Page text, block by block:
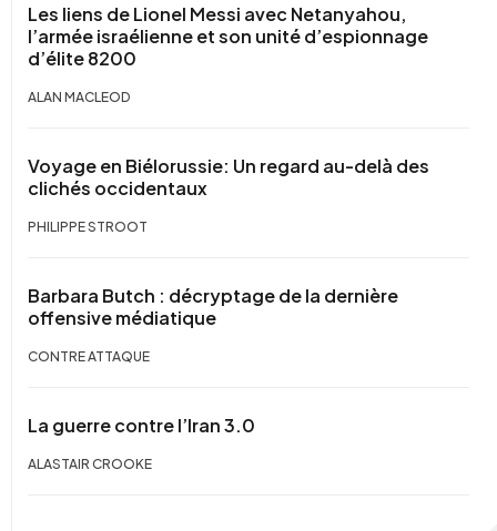
Les liens de Lionel Messi avec Netanyahou,
l’armée israélienne et son unité d’espionnage
d’élite 8200
ALAN MACLEOD
Voyage en Biélorussie: Un regard au-delà des
clichés occidentaux
PHILIPPE STROOT
Barbara Butch : décryptage de la dernière
offensive médiatique
CONTRE ATTAQUE
La guerre contre l’Iran 3.0
ALASTAIR CROOKE